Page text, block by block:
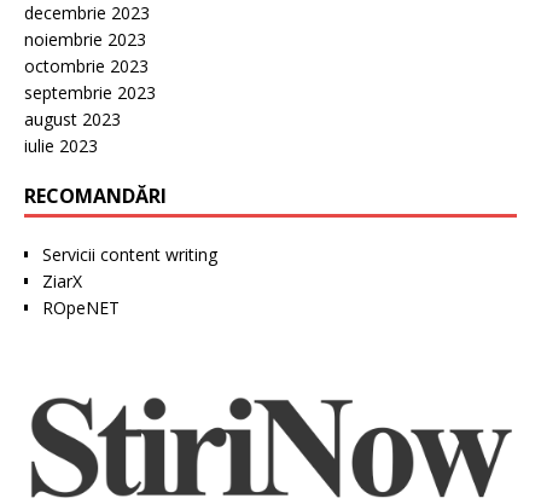
decembrie 2023
noiembrie 2023
octombrie 2023
septembrie 2023
august 2023
iulie 2023
RECOMANDĂRI
Servicii content writing
ZiarX
ROpeNET